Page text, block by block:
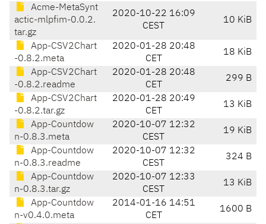
Acme-MetaSynt
actic-mlpfim-0.0.2.
tar.gz
2020-10-22 16:09
CEST
10 KiB
App-CSV2Chart
-0.8.2.meta
2020-01-28 20:48
CET
18 KiB
App-CSV2Chart
-0.8.2.readme
2020-01-28 20:48
CET
299 B
App-CSV2Chart
-0.8.2.tar.gz
2020-01-28 20:49
CET
13 KiB
App-Countdow
n-0.8.3.meta
2020-10-07 12:32
CEST
19 KiB
App-Countdow
n-0.8.3.readme
2020-10-07 12:32
CEST
324 B
App-Countdow
n-0.8.3.tar.gz
2020-10-07 12:33
CEST
13 KiB
App-Countdow
n-v0.4.0.meta
2014-01-16 14:51
CET
1600 B